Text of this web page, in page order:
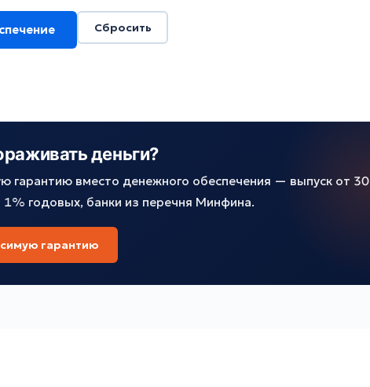
Сбросить
деньги?
гарантию вместо денежного обеспечения — выпуск от 30
1% годовых, банки из перечня Минфина.
гарантию